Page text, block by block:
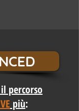
percorso
più: